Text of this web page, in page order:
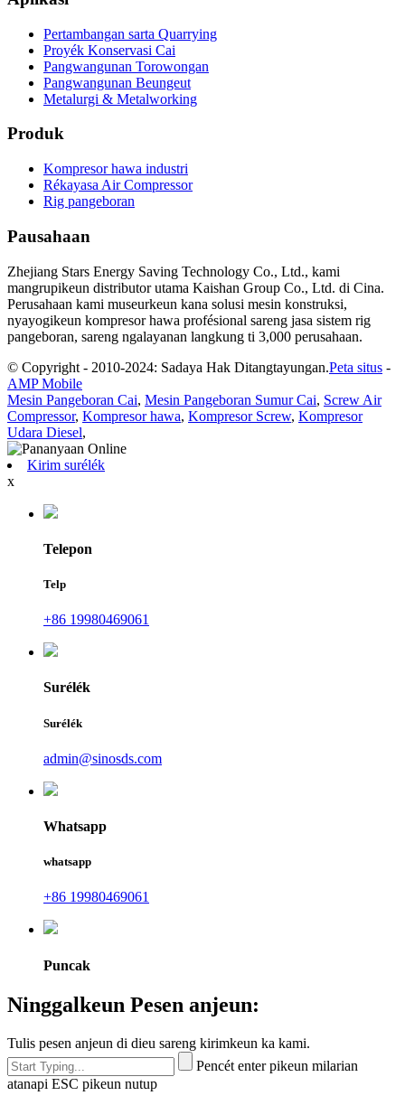
Pertambangan sarta Quarrying
Proyék Konservasi Cai
Pangwangunan Torowongan
Pangwangunan Beungeut
Metalurgi & Metalworking
Produk
Kompresor hawa industri
Rékayasa Air Compressor
Rig pangeboran
Pausahaan
Zhejiang Stars Energy Saving Technology Co., Ltd., kami
mangrupikeun distributor utama Kaishan Group Co., Ltd. di Cina.
Perusahaan kami museurkeun kana solusi mesin konstruksi,
nyayogikeun kompresor hawa profésional sareng jasa sistem rig
pangeboran, sareng ngalayanan langkung ti 3,000 perusahaan.
© Copyright - 2010-2024: Sadaya Hak Ditangtayungan.Peta situs -
AMP Mobile
Mesin Pangeboran Cai, Mesin Pangeboran Sumur Cai, Screw Air
Compressor, Kompresor hawa, Kompresor Screw, Kompresor
Udara Diesel,
Kirim surélék
x
Telepon
Telp
+86 19980469061
Surélék
Surélék
admin@sinosds.com
Whatsapp
whatsapp
+86 19980469061
Puncak
Ninggalkeun Pesen anjeun:
Tulis pesen anjeun di dieu sareng kirimkeun ka kami.
Pencét enter pikeun milarian
atanapi ESC pikeun nutup